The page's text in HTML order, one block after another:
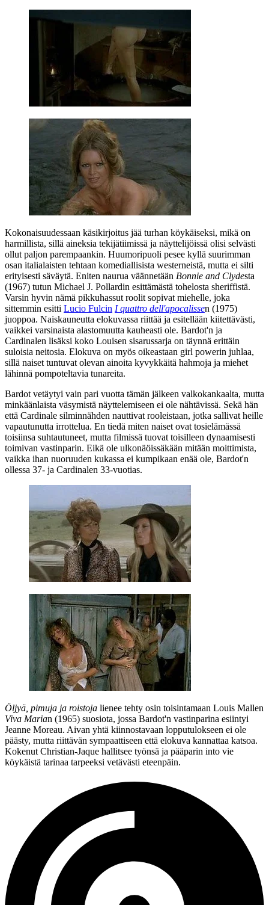
Kokonaisuudessaan käsikirjoitus jää turhan köykäiseksi, mikä on
harmillista, sillä aineksia tekijätiimissä ja näyttelijöissä olisi selvästi
ollut paljon parempaankin. Huumoripuoli pesee kyllä suurimman
osan italialaisten tehtaan komediallisista westerneistä, mutta ei silti
erityisesti säväytä. Eniten naurua väännetään Bonnie and Clydesta
(1967) tutun Michael J. Pollardin esittämästä tohelosta sheriffistä.
Varsin hyvin nämä pikkuhassut roolit sopivat miehelle, joka
sittemmin esitti Lucio Fulcin I quattro dell'apocalissen (1975)
juoppoa. Naiskauneutta elokuvassa riittää ja esitellään kiitettävästi,
vaikkei varsinaista alastomuutta kauheasti ole. Bardot'n ja
Cardinalen lisäksi koko Louisen sisarussarja on täynnä erittäin
suloisia neitosia. Elokuva on myös oikeastaan girl powerin juhlaa,
sillä naiset tuntuvat olevan ainoita kyvykkäitä hahmoja ja miehet
lähinnä pompoteltavia tunareita.
Bardot vetäytyi vain pari vuotta tämän jälkeen valkokankaalta, mutta
minkäänlaista väsymistä näyttelemiseen ei ole nähtävissä. Sekä hän
että Cardinale silminnähden nauttivat rooleistaan, jotka sallivat heille
vapautunutta irrottelua. En tiedä miten naiset ovat tosielämässä
toisiinsa suhtautuneet, mutta filmissä tuovat toisilleen dynaamisesti
toimivan vastinparin. Eikä ole ulkonäöissäkään mitään moittimista,
vaikka ihan nuoruuden kukassa ei kumpikaan enää ole, Bardot'n
ollessa 37‑ ja Cardinalen 33‑vuotias.
Öljyä, pimuja ja roistoja lienee tehty osin toisintamaan Louis Mallen
Viva Marian (1965) suosiota, jossa Bardot'n vastinparina esiintyi
Jeanne Moreau. Aivan yhtä kiinnostavaan lopputulokseen ei ole
päästy, mutta riittävän sympaattiseen että elokuva kannattaa katsoa.
Kokenut Christian-Jaque hallitsee työnsä ja pääparin into vie
köykäistä tarinaa tarpeeksi vetävästi eteenpäin.